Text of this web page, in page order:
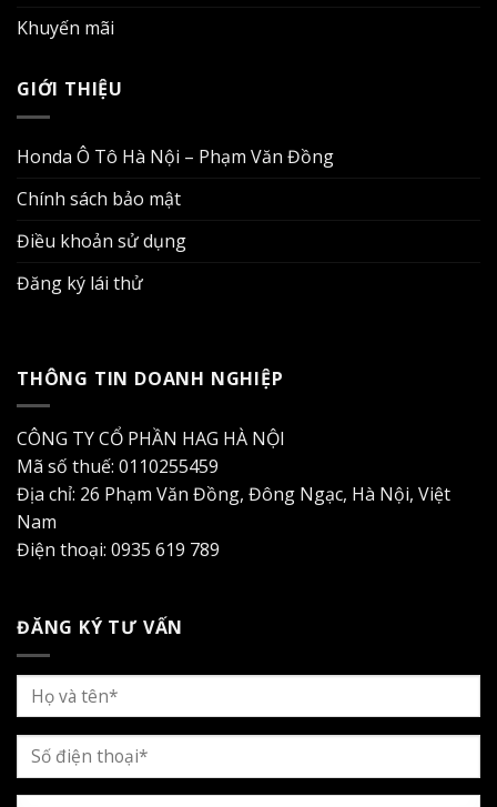
Khuyến mãi
GIỚI THIỆU
Honda Ô Tô Hà Nội – Phạm Văn Đồng
Chính sách bảo mật
Điều khoản sử dụng
Đăng ký lái thử
THÔNG TIN DOANH NGHIỆP
CÔNG TY CỔ PHẦN HAG HÀ NỘI
Mã số thuế: 0110255459
Địa chỉ: 26 Phạm Văn Đồng, Đông Ngạc, Hà Nội, Việt
Nam
Điện thoại: 0935 619 789
ĐĂNG KÝ TƯ VẤN